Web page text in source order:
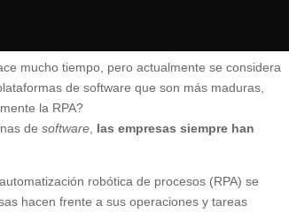
mucho tiempo, pero actualmente se considera
de software que son más maduras,
la RPA?
desoftware las empresas siempre han
robótica de procesos (RPA) se
hacen frente a sus operaciones y tareas